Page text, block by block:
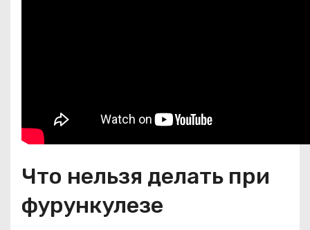
Что нельзя делать при
фурункулезе